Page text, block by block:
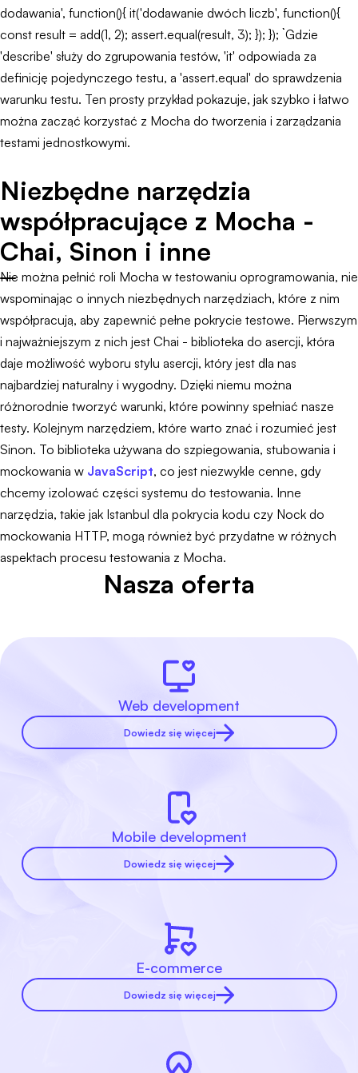
dodawania', function(){ it('dodawanie dwóch liczb', function(){
const result = add(1, 2); assert.equal(result, 3); }); }); ``` Gdzie
'describe' służy do zgrupowania testów, 'it' odpowiada za
definicję pojedynczego testu, a 'assert.equal' do sprawdzenia
warunku testu. Ten prosty przykład pokazuje, jak szybko i łatwo
można zacząć korzystać z Mocha do tworzenia i zarządzania
testami jednostkowymi.
Niezbędne narzędzia
współpracujące z Mocha -
Chai, Sinon i inne
Nie można pełnić roli Mocha w testowaniu oprogramowania, nie
wspominając o innych niezbędnych narzędziach, które z nim
współpracują, aby zapewnić pełne pokrycie testowe. Pierwszym
i najważniejszym z nich jest Chai - biblioteka do asercji, która
daje możliwość wyboru stylu asercji, który jest dla nas
najbardziej naturalny i wygodny. Dzięki niemu można
różnorodnie tworzyć warunki, które powinny spełniać nasze
testy. Kolejnym narzędziem, które warto znać i rozumieć jest
Sinon. To biblioteka używana do szpiegowania, stubowania i
mockowania w JavaScript, co jest niezwykle cenne, gdy
chcemy izolować części systemu do testowania. Inne
narzędzia, takie jak Istanbul dla pokrycia kodu czy Nock do
mockowania HTTP, mogą również być przydatne w różnych
aspektach procesu testowania z Mocha.
Nasza oferta
Web development
Dowiedz się więcej
Mobile development
Dowiedz się więcej
E-commerce
Dowiedz się więcej